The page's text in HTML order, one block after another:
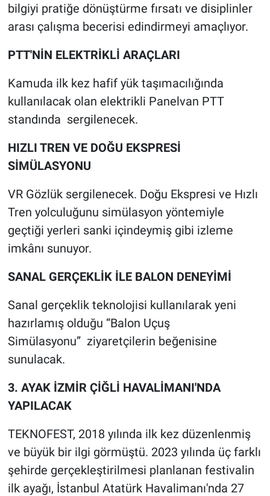
bilgiyi pratiğe dönüştürme fırsatı ve disiplinler
arası çalışma becerisi edindirmeyi amaçlıyor.
PTT'NİN ELEKTRİKLİ ARAÇLARI
Kamuda ilk kez hafif yük taşımacılığında
kullanılacak olan elektrikli Panelvan PTT
standında sergilenecek.
HIZLI TREN VE DOĞU EKSPRESİ
SİMÜLASYONU
VR Gözlük sergilenecek. Doğu Ekspresi ve Hızlı
Tren yolculuğunu simülasyon yöntemiyle
geçtiği yerleri sanki içindeymiş gibi izleme
imkânı sunuyor.
SANAL GERÇEKLİK İLE BALON DENEYİMİ
Sanal gerçeklik teknolojisi kullanılarak yeni
hazırlamış olduğu “Balon Uçuş
Simülasyonu” ziyaretçilerin beğenisine
sunulacak.
3. AYAK İZMİR ÇİĞLİ HAVALİMANI'NDA
YAPILACAK
TEKNOFEST, 2018 yılında ilk kez düzenlenmiş
ve büyük bir ilgi görmüştü. 2023 yılında üç farklı
şehirde gerçekleştirilmesi planlanan festivalin
ilk ayağı, İstanbul Atatürk Havalimanı'nda 27